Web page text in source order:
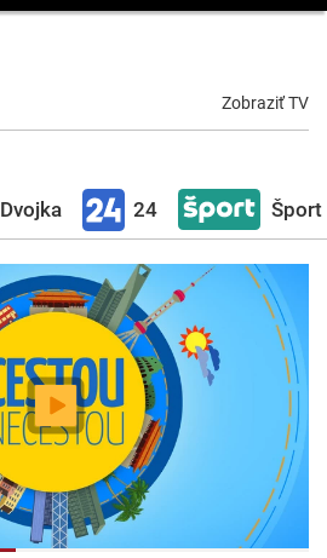
Zobraziť TV
Dvojka 24 Šport